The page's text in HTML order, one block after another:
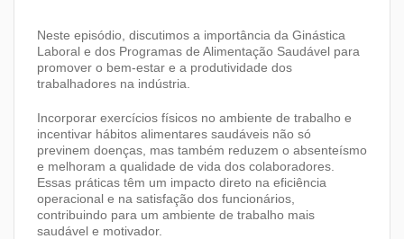
Neste episódio, discutimos a importância da Ginástica
Laboral e dos Programas de Alimentação Saudável para
promover o bem-estar e a produtividade dos
trabalhadores na indústria.
Incorporar exercícios físicos no ambiente de trabalho e
incentivar hábitos alimentares saudáveis não só
previnem doenças, mas também reduzem o absenteísmo
e melhoram a qualidade de vida dos colaboradores.
Essas práticas têm um impacto direto na eficiência
operacional e na satisfação dos funcionários,
contribuindo para um ambiente de trabalho mais
saudável e motivador.